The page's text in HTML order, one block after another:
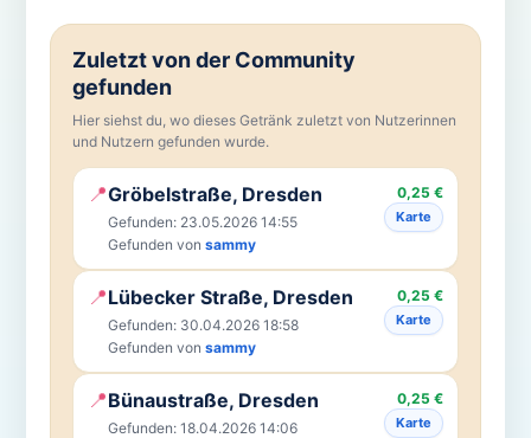
Zuletzt von der Community
gefunden
Hier siehst du, wo dieses Getränk zuletzt von Nutzerinnen
und Nutzern gefunden wurde.
📍Gröbelstraße, Dresden
Gefunden: 23.05.2026 14:55
Gefunden von sammy
0,25 €
Karte
📍Lübecker Straße, Dresden
Gefunden: 30.04.2026 18:58
Gefunden von sammy
0,25 €
Karte
📍Bünaustraße, Dresden
Gefunden: 18.04.2026 14:06
0,25 €
Karte